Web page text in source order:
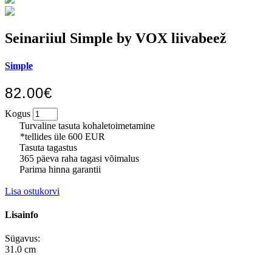
Seinariiul Simple by VOX liivabeež
Simple
82.00€
Kogus
Turvaline tasuta kohaletoimetamine
*tellides üle 600 EUR
Tasuta tagastus
365 päeva raha tagasi võimalus
Parima hinna garantii
Lisa ostukorvi
Lisainfo
Sügavus:
31.0 cm